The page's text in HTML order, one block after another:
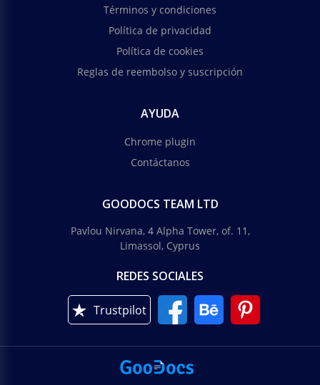
Términos y condiciones
Política de privacidad
Política de cookies
Reglas de reembolso y suscripción
AYUDA
Chrome plugin
Contáctanos
GOODOCS TEAM LTD
Pavlou Nirvana, 4 Alpha Tower, of. 11,
Limassol, Cyprus
REDES SOCIALES
Trustpilot